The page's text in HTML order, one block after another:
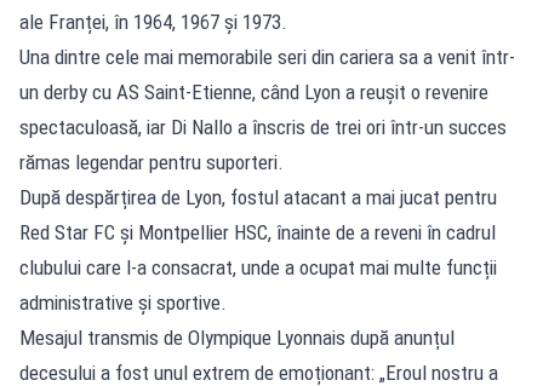
ale Franței, în 1964, 1967 și 1973.
Una dintre cele mai memorabile seri din cariera sa a venit într-
un derby cu AS Saint-Etienne, când Lyon a reușit o revenire
spectaculoasă, iar Di Nallo a înscris de trei ori într-un succes
rămas legendar pentru suporteri.
După despărțirea de Lyon, fostul atacant a mai jucat pentru
Red Star FC și Montpellier HSC, înainte de a reveni în cadrul
clubului care l-a consacrat, unde a ocupat mai multe funcții
administrative și sportive.
Mesajul transmis de Olympique Lyonnais după anunțul
decesului a fost unul extrem de emoționant: „Eroul nostru a